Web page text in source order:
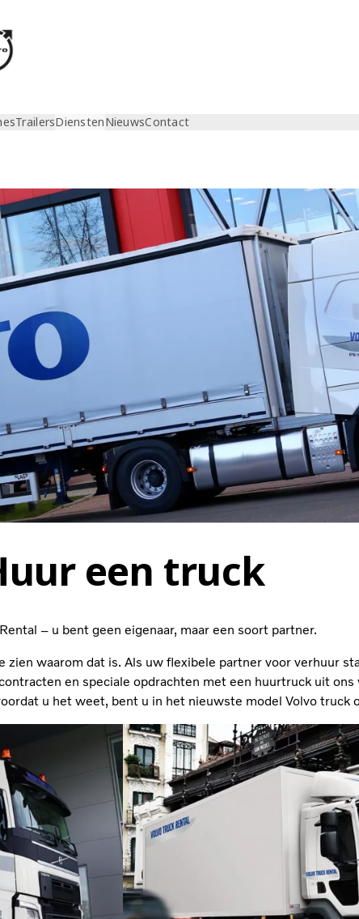
TrailersDienstenNieuwsContact
een truck
– u bent geen eigenaar, maar een soort partner.
waarom dat is. Als uw flexibele partner voor verhuur
en speciale opdrachten met een huurtruck uit ons
u het weet, bent u in het nieuwste model Volvo truck